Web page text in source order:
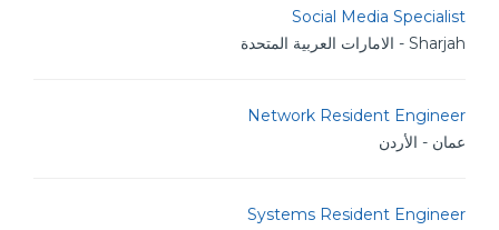
Social Media Specialist
Sharjah - الامارات العربية المتحدة
Network Resident Engineer
عمان - الأردن
Systems Resident Engineer